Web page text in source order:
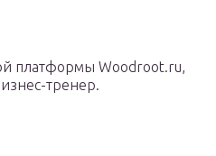
платформы Woodroot.ru,
тренер.